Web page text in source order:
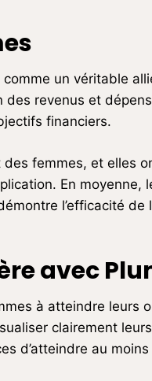
un véritable
revenus et
financiers.
femmes, et elles
En
l’efficacité de
avec
à atteindre leurs
clairement
d’atteindre au